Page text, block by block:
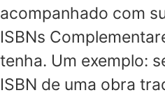
acompanhado com
ISBNs
tenha. Um exemplo:
ISBN de uma obra